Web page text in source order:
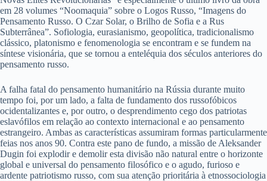
em 28 volumes “Noomaquia” sobre o Logos Russo, “Imagens do
Pensamento Russo. O Czar Solar, o Brilho de Sofia e a Rus
Subterrânea”. Sofiologia, eurasianismo, geopolítica, tradicionalismo
clássico, platonismo e fenomenologia se encontram e se fundem na
síntese visionária, que se tornou a enteléquia dos séculos anteriores do
pensamento russo.
A falha fatal do pensamento humanitário na Rússia durante muito
tempo foi, por um lado, a falta de fundamento dos russofóbicos
ocidentalizantes e, por outro, o desprendimento cego dos patriotas
eslavófilos em relação ao contexto internacional e ao pensamento
estrangeiro. Ambas as características assumiram formas particularmente
feias nos anos 90. Contra este pano de fundo, a missão de Aleksander
Dugin foi explodir e demolir esta divisão não natural entre o horizonte
global e universal do pensamento filosófico e o agudo, furioso e
ardente patriotismo russo, com sua atenção prioritária à etnossociologia